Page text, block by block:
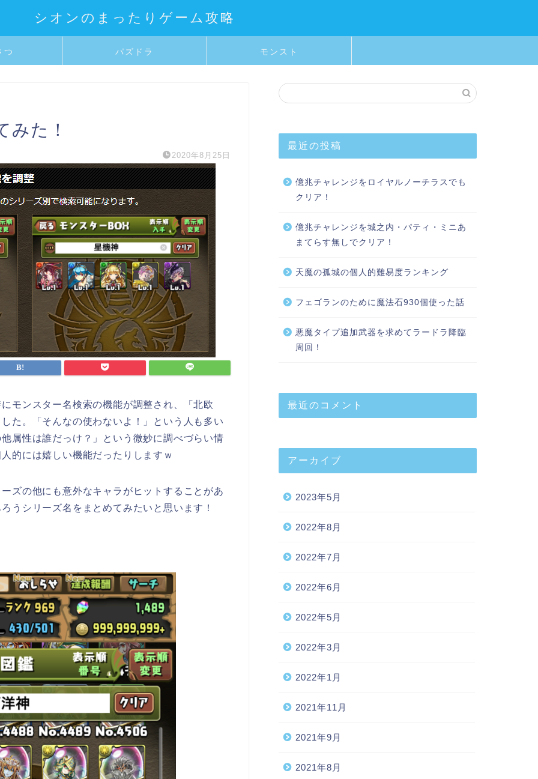
シオンのまったりゲーム攻略
つ パズドラ モンスト
みた！
2020年8月25日
モンスター名検索の機能が調整され、「北欧
た。「そんなの使わないよ！」という人も多い
属性は誰だっけ？」という微妙に調べづらい情
的には嬉しい機能だったりしますｗ
ズの他にも意外なキャラがヒットすることがあ
うシリーズ名をまとめてみたいと思います！
最近の投稿
億兆チャレンジをロイヤルノーチラスでも
クリア！
億兆チャレンジを城之内・パティ・ミニあ
まてらす無しでクリア！
天魔の孤城の個人的難易度ランキング
フェゴランのために魔法石930個使った話
悪魔タイプ追加武器を求めてラードラ降臨
周回！
最近のコメント
アーカイブ
2023年5月
2022年8月
2022年7月
2022年6月
2022年5月
2022年3月
2022年1月
2021年11月
2021年9月
2021年8月